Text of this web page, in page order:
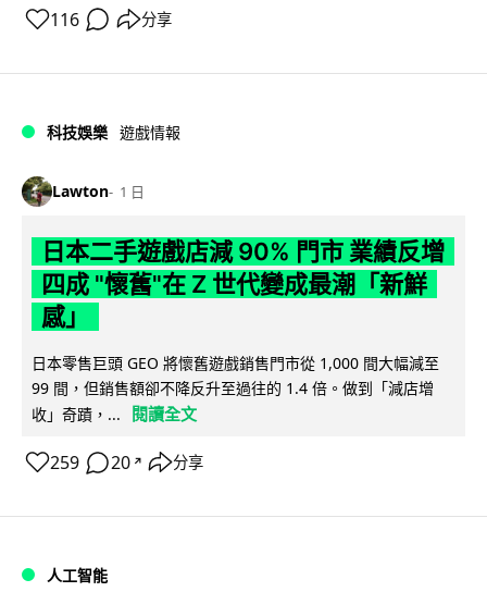
116 分享
科技娛樂 遊戲情報
Lawton 1 日
日本二手遊戲店減 90% 門市 業績反增
四成 "懷舊"在 Z 世代變成最潮「新鮮
感」
日本零售巨頭 GEO 將懷舊遊戲銷售門市從 1,000 間大幅減至
99 間，但銷售額卻不降反升至過往的 1.4 倍。做到「減店增
收」奇蹟，...
閱讀全文
259 20 ↗ 分享
人工智能